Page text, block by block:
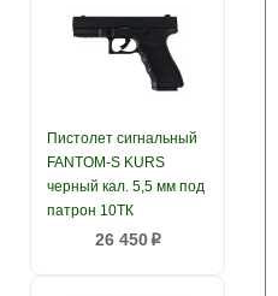
Пистолет сигнальный
FANTOM-S KURS
черный кал. 5,5 мм под
патрон 10ТК
26 450p